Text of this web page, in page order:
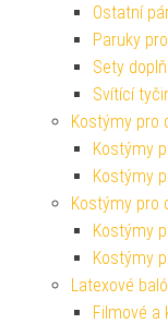
Ostatní
Paruky
Sety
Svítící
Kostýmy pro
Kostýmy
Kostýmy
Kostýmy pro
Kostýmy
Kostýmy
Latexové
Filmové a